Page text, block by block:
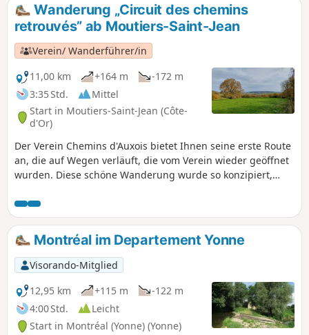
Wanderung „Circuit des chemins
retrouvés” ab Moutiers-Saint-Jean
Verein/ Wanderführer/in
11,00 km
+164 m
-172 m
3:35 Std.
Mittel
Start in Moutiers-Saint-Jean (Côte-
d'Or)
Der Verein Chemins d'Auxois bietet Ihnen seine erste Route
an, die auf Wegen verläuft, die vom Verein wieder geöffnet
wurden. Diese schöne Wanderung wurde so konzipiert,
Wege genutzt werden, damit Sie fernab vom Auto wandern
können. Entdecken Sie noch nie begangene Pfade! Unsere
Rundwege sind neu und berücksichtigen keine
bestehenden Markierungen. Sie sind auch mit
Mountainbikes und zu Pferd befahrbar.
Montréal im Departement Yonne
Visorando-Mitglied
12,95 km
+115 m
-122 m
4:00 Std.
Leicht
Start in Montréal (Yonne) (Yonne)